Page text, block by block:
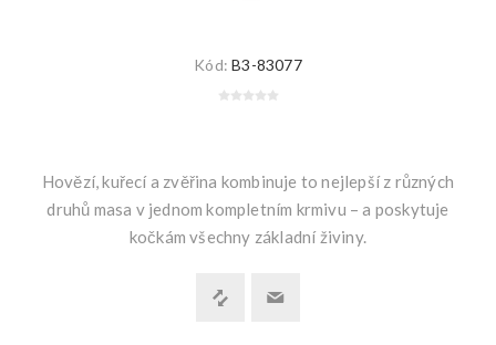
Kód: B3-83077
Hovězí, kuřecí a zvěřina kombinuje to nejlepší z různých
druhů masa v jednom kompletním krmivu – a poskytuje
kočkám všechny základní živiny.